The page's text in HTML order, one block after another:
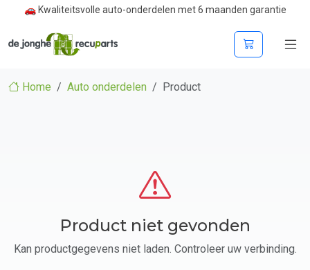
🚗 Kwaliteitsvolle auto-onderdelen met 6 maanden garantie
Home Auto onderdelen Product
Product niet gevonden
Kan productgegevens niet laden. Controleer uw verbinding.